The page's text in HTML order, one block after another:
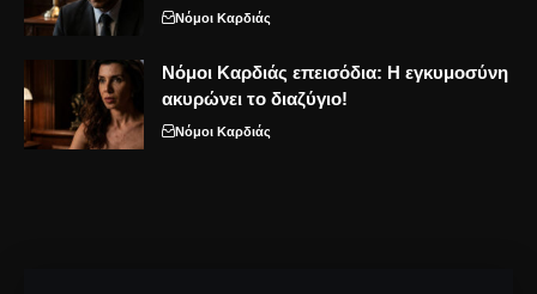
Νόμοι Καρδιάς
Νόμοι Καρδιάς επεισόδια: Η εγκυμοσύνη
ακυρώνει το διαζύγιο!
Νόμοι Καρδιάς